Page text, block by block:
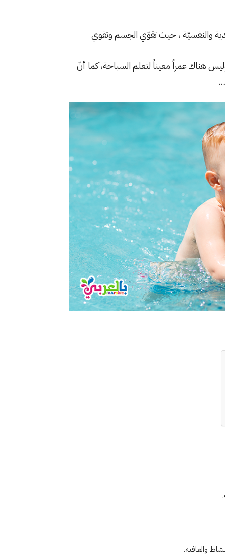
والنفسيّة ، حيث تقوّي الجسم وتقوي
هناك عمراً معيناً لتعلم السباحة، كما أنّ
والعافية.